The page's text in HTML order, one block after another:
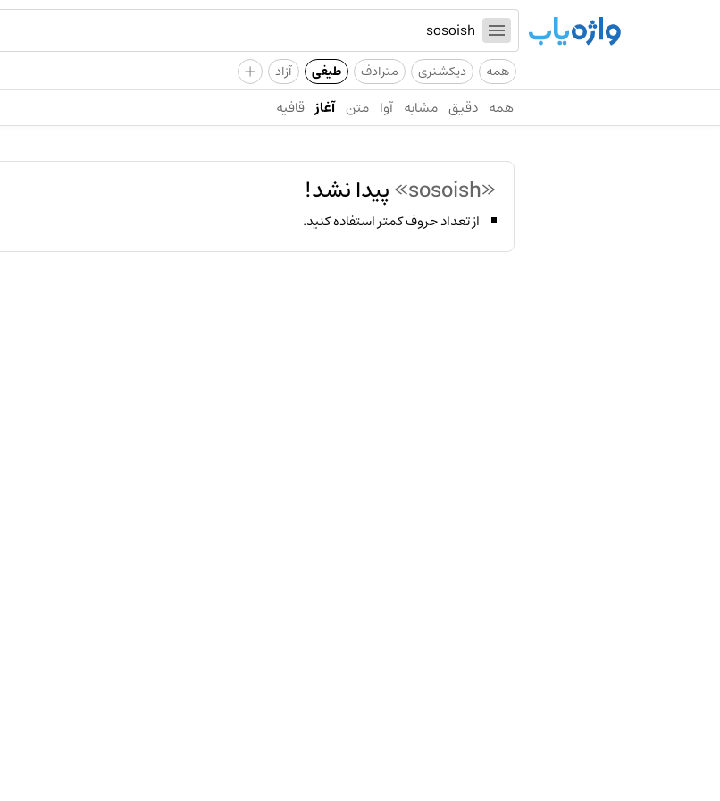
همه دیکشنری مترادف طیفی آزاد +
همه دقیق مشابه آوا متن آغاز قافیه
«sosoish» پیدا نشد!
از تعداد حروف کمتر استفاده کنید.